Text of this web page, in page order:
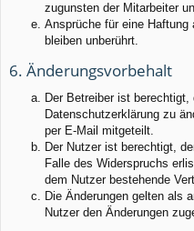
zugunsten der Mitarbeiter
Ansprüche für eine
bleiben unberührt.
6. Änderungsvorbehalt
Der Betreiber ist
Datenschutzerklärung zu
per E-Mail mitgeteilt.
Der Nutzer ist berechtigt,
Falle des Widerspruchs
dem Nutzer bestehende
Die Änderungen gelten als
Nutzer den Änderungen